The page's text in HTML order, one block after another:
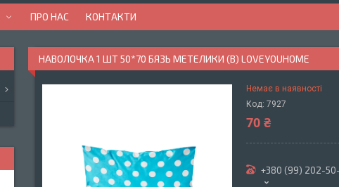
ПРО НАС КОНТАКТИ
НАВОЛОЧКА 1 ШТ 50*70 БЯЗЬ МЕТЕЛИКИ (B) LOVEYOUHOME
Немає в наявності
Код: 7927
70 ₴
+380 (99) 202-